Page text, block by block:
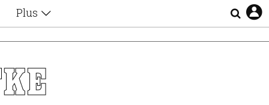
Plus
Αφιερώματα
Ζώδια